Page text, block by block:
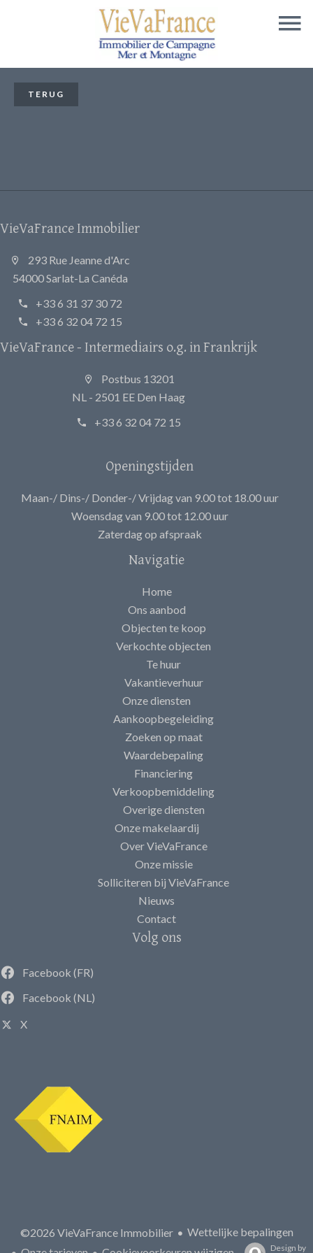
TERUG
VieVaFrance Immobilier
293 Rue Jeanne d'Arc
54000 Sarlat-La Canéda
+33 6 31 37 30 72
+33 6 32 04 72 15
VieVaFrance - Intermediairs o.g. in Frankrijk
Postbus 13201
NL - 2501 EE Den Haag
+33 6 32 04 72 15
Openingstijden
Maan-/ Dins-/ Donder-/ Vrijdag van 9.00 tot 18.00 uur
Woensdag van 9.00 tot 12.00 uur
Zaterdag op afspraak
Navigatie
Home
Ons aanbod
Objecten te koop
Verkochte objecten
Te huur
Vakantieverhuur
Onze diensten
Aankoopbegeleiding
Zoeken op maat
Waardebepaling
Financiering
Verkoopbemiddeling
Overige diensten
Onze makelaardij
Over VieVaFrance
Onze missie
Solliciteren bij VieVaFrance
Nieuws
Contact
Volg ons
Facebook (FR)
Facebook (NL)
X
©2026 VieVaFrance Immobilier
Wettelijke bepalingen
Design by